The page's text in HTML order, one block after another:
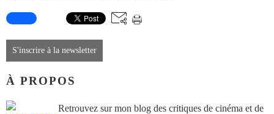
S'inscrire à la newsletter
À PROPOS
Retrouvez sur mon blog des critiques de cinéma et de